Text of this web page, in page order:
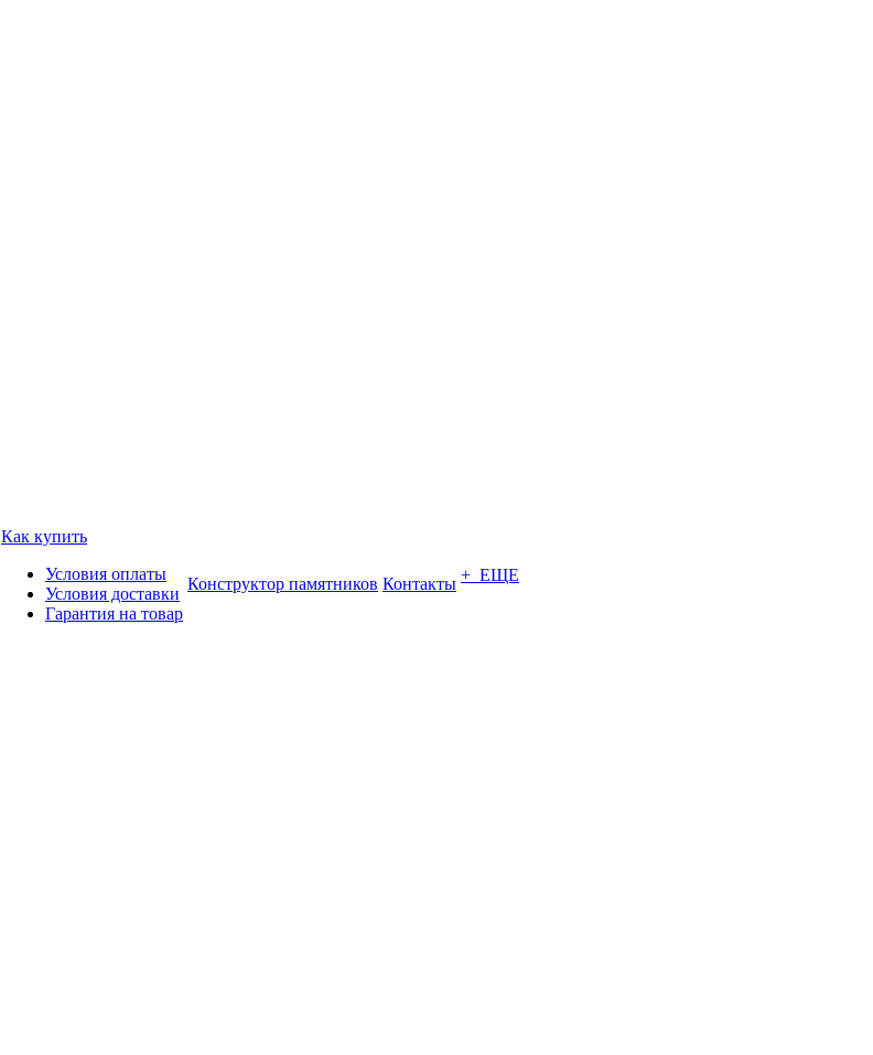
Как купить
Условия оплаты
Условия доставки
Гарантия на товар
Конструктор памятников Контакты + ЕЩЕ